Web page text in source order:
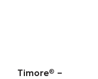
Timore® –